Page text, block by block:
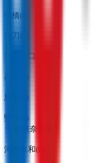
鶴橋(
弥刀 (
久宝寺口
高安
恩智
堅下
)
近鉄奈良線
河内永和(0